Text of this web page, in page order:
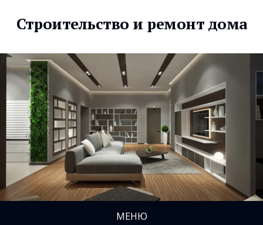
Строительство и ремонт дома
МЕНЮ